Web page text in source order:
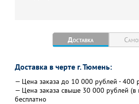
Доставка
Доставка в черте г. Тюмень:
— Цена заказа до 10 000 рублей - 400
— Цена заказа свыше 30 000 рублей (в
бесплатно